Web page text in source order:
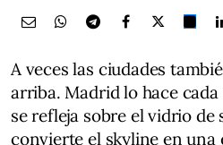
A veces las ciudades
arriba. Madrid lo hace
se refleja sobre el vidrio
convierte el skyline en una